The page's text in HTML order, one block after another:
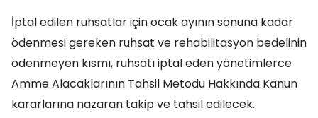
İptal edilen ruhsatlar için ocak ayının sonuna kadar
ödenmesi gereken ruhsat ve rehabilitasyon bedelinin
ödenmeyen kısmı, ruhsatı iptal eden yönetimlerce
Amme Alacaklarının Tahsil Metodu Hakkında Kanun
kararlarına nazaran takip ve tahsil edilecek.